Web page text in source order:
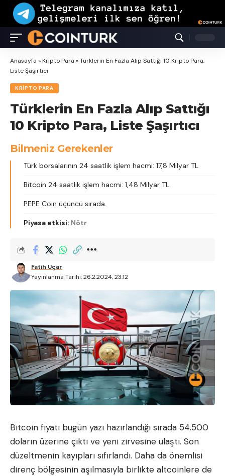
Anasayfa »Kripto Para »Türklerin En Fazla Alıp Sattığı 10 Kripto Para,
Liste Şaşırtıcı
KRIPTO PARA
Türklerin En Fazla Alıp Sattığı
10 Kripto Para, Liste Şaşırtıcı
Bilmeniz Gerekenler
Türk borsalarının 24 saatlik işlem hacmi: 17,8 Milyar TL
Bitcoin 24 saatlik işlem hacmi: 1,48 Milyar TL
PEPE Coin üçüncü sırada.
Piyasa etkisi: Nötr
Yayınlanma Tarihi: 26.2.2024, 23:12
Fatih Uçar
Bitcoin fiyatı bugün yazı hazırlandığı sırada 54.500
doların üzerine çıktı ve yeni zirvesine ulaştı. Son
düzeltmenin kayıpları sıfırlandı. Daha da önemlisi
direnç bölgesinin aşılmasıyla birlikte altcoinlere de